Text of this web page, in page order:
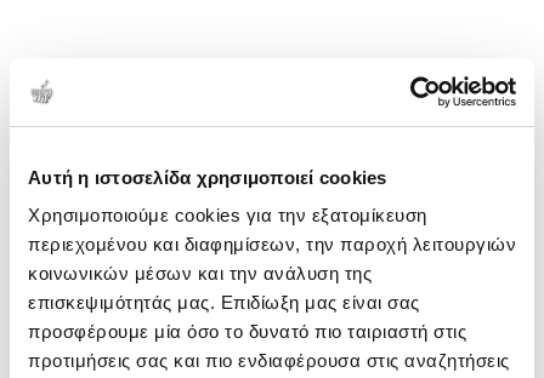
Αυτή η ιστοσελίδα χρησιμοποιεί cookies
Χρησιμοποιούμε cookies για την εξατομίκευση
περιεχομένου και διαφημίσεων, την παροχή λειτουργιών
κοινωνικών μέσων και την ανάλυση της
επισκεψιμότητάς μας. Επιδίωξη μας είναι σας
προσφέρουμε μία όσο το δυνατό πιο ταιριαστή στις
προτιμήσεις σας και πιο ενδιαφέρουσα στις αναζητήσεις